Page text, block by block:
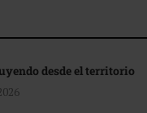
desde el territorio